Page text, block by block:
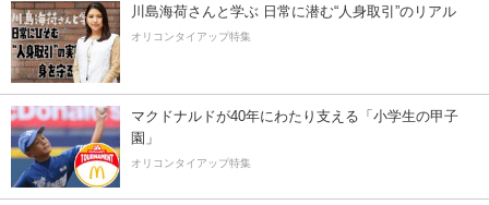
川島海荷さんと学ぶ 日常に潜む“人身取引”のリアル
オリコンタイアップ特集
マクドナルドが40年にわたり支える「小学生の甲子
園」
オリコンタイアップ特集